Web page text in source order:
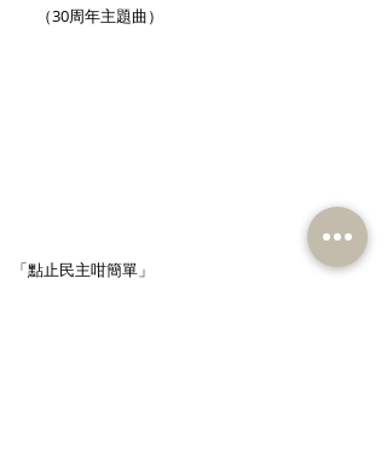
（30周年主題曲）
「點止民主咁簡單」